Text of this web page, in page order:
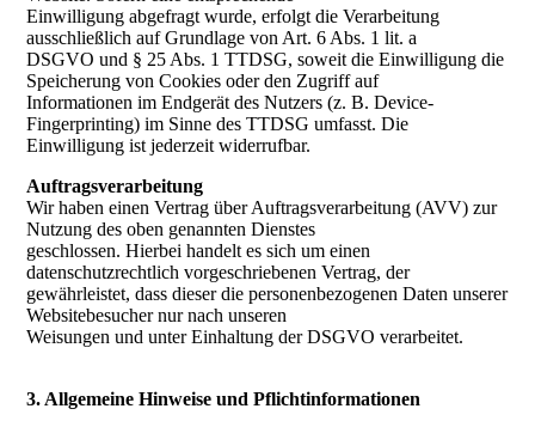
Einwilligung abgefragt wurde, erfolgt die Verarbeitung
ausschließlich auf Grundlage von Art. 6 Abs. 1 lit. a
DSGVO und § 25 Abs. 1 TTDSG, soweit die Einwilligung die
Speicherung von Cookies oder den Zugriff auf
Informationen im Endgerät des Nutzers (z. B. Device-
Fingerprinting) im Sinne des TTDSG umfasst. Die
Einwilligung ist jederzeit widerrufbar.
Auftragsverarbeitung
Wir haben einen Vertrag über Auftragsverarbeitung (AVV) zur
Nutzung des oben genannten Dienstes
geschlossen. Hierbei handelt es sich um einen
datenschutzrechtlich vorgeschriebenen Vertrag, der
gewährleistet, dass dieser die personenbezogenen Daten unserer
Websitebesucher nur nach unseren
Weisungen und unter Einhaltung der DSGVO verarbeitet.
3. Allgemeine Hinweise und Pflichtinformationen